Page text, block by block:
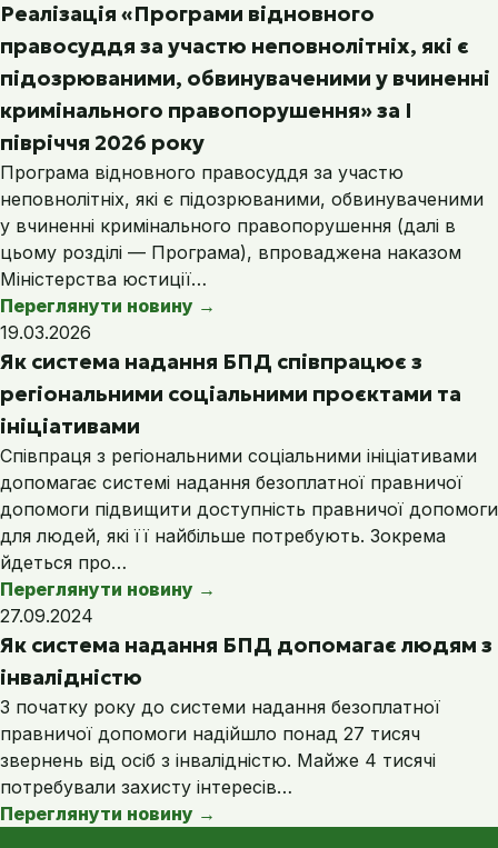
Реалізація «Програми відновного
правосуддя за участю неповнолітніх, які є
підозрюваними, обвинуваченими у вчиненні
кримінального правопорушення» за І
півріччя 2026 року
Програма відновного правосуддя за участю
неповнолітніх, які є підозрюваними, обвинуваченими
у вчиненні кримінального правопорушення (далі в
цьому розділі — Програма), впроваджена наказом
Міністерства юстиції…
Переглянути новину →
19.03.2026
Як система надання БПД співпрацює з
регіональними соціальними проєктами та
ініціативами
Співпраця з регіональними соціальними ініціативами
допомагає системі надання безоплатної правничої
допомоги підвищити доступність правничої допомоги
для людей, які її найбільше потребують. Зокрема
йдеться про…
Переглянути новину →
27.09.2024
Як система надання БПД допомагає людям з
інвалідністю
З початку року до системи надання безоплатної
правничої допомоги надійшло понад 27 тисяч
звернень від осіб з інвалідністю. Майже 4 тисячі
потребували захисту інтересів…
Переглянути новину →